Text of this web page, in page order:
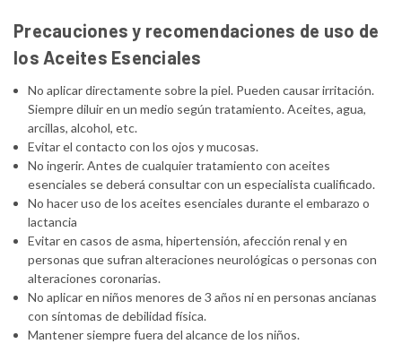
Precauciones y recomendaciones de uso de
los Aceites Esenciales
No aplicar directamente sobre la piel. Pueden causar irritación.
Siempre diluir en un medio según tratamiento. Aceites, agua,
arcillas, alcohol, etc.
Evitar el contacto con los ojos y mucosas.
No ingerir. Antes de cualquier tratamiento con aceites
esenciales se deberá consultar con un especialista cualificado.
No hacer uso de los aceites esenciales durante el embarazo o
lactancia
Evitar en casos de asma, hipertensión, afección renal y en
personas que sufran alteraciones neurológicas o personas con
alteraciones coronarias.
No aplicar en niños menores de 3 años ni en personas ancianas
con síntomas de debilidad física.
Mantener siempre fuera del alcance de los niños.